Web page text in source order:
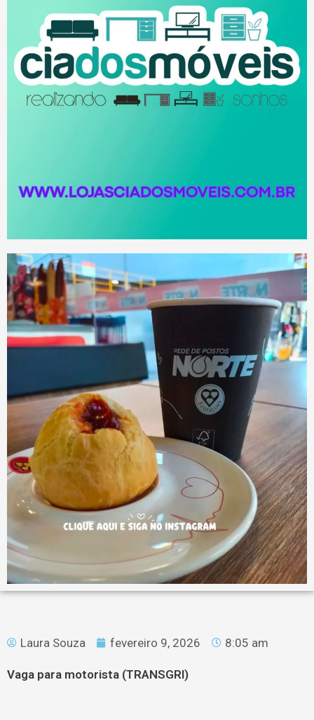
Laura Souza fevereiro 9, 2026 8:05 am
Vaga para motorista (TRANSGRI)